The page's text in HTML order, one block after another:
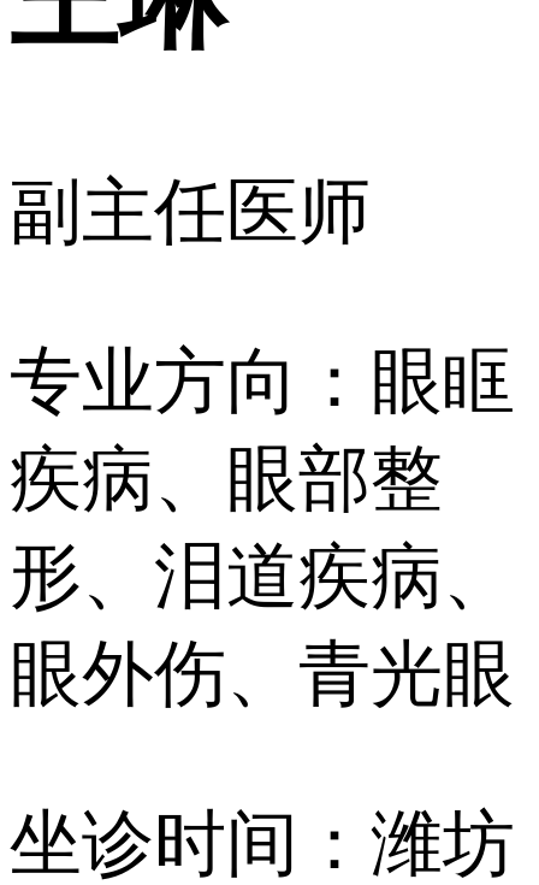
副主任医师
专业方向：眼眶
疾病、眼部整
形、泪道疾病、
眼外伤、青光眼
坐诊时间：潍坊